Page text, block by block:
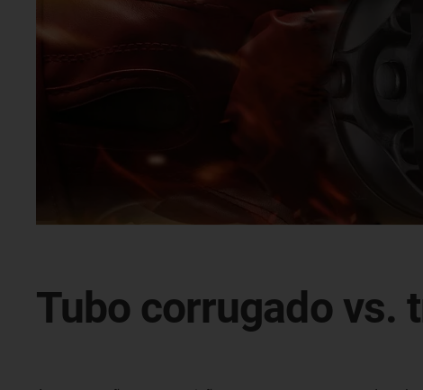
Tubo corrugado vs.